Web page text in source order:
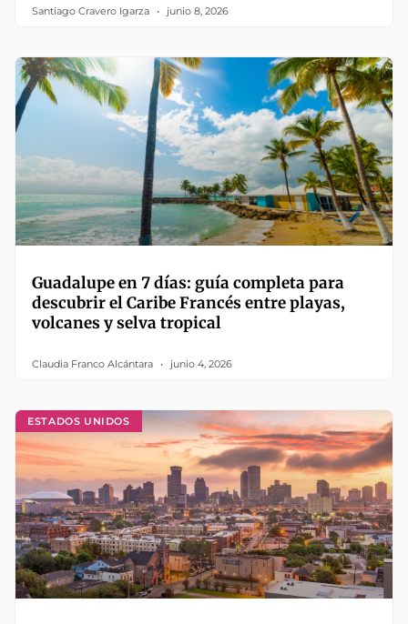
Santiago Cravero Igarza junio 8, 2026
Guadalupe en 7 días: guía completa para
descubrir el Caribe Francés entre playas,
volcanes y selva tropical
Claudia Franco Alcántara junio 4, 2026
ESTADOS UNIDOS